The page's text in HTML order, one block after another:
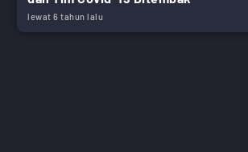
lewat 6 tahun lalu